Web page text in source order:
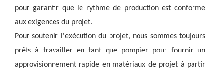
pour garantir que le rythme de production est conforme
aux exigences du projet.
Pour soutenir l'exécution du projet, nous sommes toujours
prêts à travailler en tant que pompier pour fournir un
approvisionnement rapide en matériaux de projet à partir